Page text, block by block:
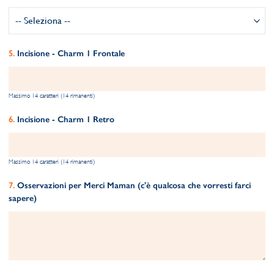
Incisione - Charm 1 Frontale
Massimo 14 caratteri (14 rimanenti)
Incisione - Charm 1 Retro
Massimo 14 caratteri (14 rimanenti)
Osservazioni per Merci Maman (c'è qualcosa che vorresti farci
sapere)